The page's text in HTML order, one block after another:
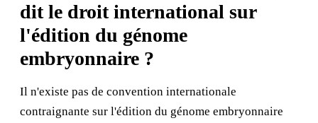
dit le droit international sur
l'édition du génome
embryonnaire ?
Il n'existe pas de convention internationale
contraignante sur l'édition du génome embryonnaire